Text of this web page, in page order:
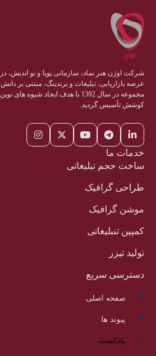
شرکت اوژن هنر نماد، سازمانی پویا و نو اندیش، در
عرصه بازاریابی، تبلیغات و برندینگ، مبتنی بر
مجموعه در سال 1392 با هدف ایجاد
کوشش تأسیس گردید.
خدمات ما
ساخت حجم تبلیغاتی
طراحی گرافیک
موشن گرافیک
کمپین تنبلیغاتی
تولید تیزر
دسترسی سریع
صفحه اصلی
پیوند ها
پادکست